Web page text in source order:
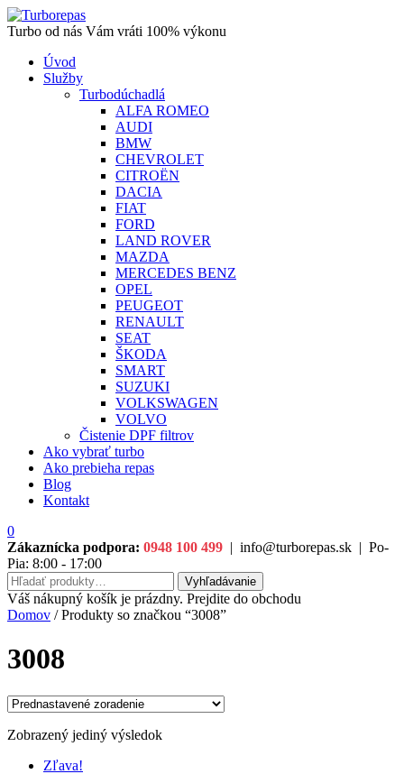
Turbo od nás Vám vráti 100% výkonu
Úvod
Služby
Turbodúchadlá
ALFA ROMEO
AUDI
BMW
CHEVROLET
CITROËN
DACIA
FIAT
FORD
LAND ROVER
MAZDA
MERCEDES BENZ
OPEL
PEUGEOT
RENAULT
SEAT
ŠKODA
SMART
SUZUKI
VOLKSWAGEN
VOLVO
Čistenie DPF filtrov
Ako vybrať turbo
Ako prebieha repas
Blog
Kontakt
0
Zákaznícka podpora: 0948 100 499 | info@turborepas.sk | Po-
Pia: 8:00 - 17:00
Hľadať:
Vyhľadávanie
Váš nákupný košík je prázdny. Prejdite do obchodu
Domov / Produkty so značkou “3008”
3008
Zobrazený jediný výsledok
Zľava!